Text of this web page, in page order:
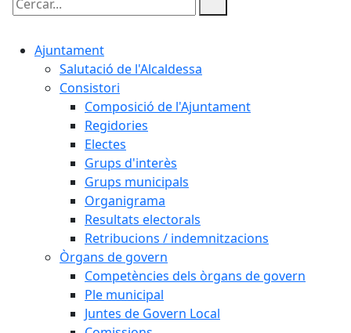
Cercar:
Ajuntament
Salutació de l'Alcaldessa
Consistori
Composició de l'Ajuntament
Regidories
Electes
Grups d'interès
Grups municipals
Organigrama
Resultats electorals
Retribucions / indemnitzacions
Òrgans de govern
Competències dels òrgans de govern
Ple municipal
Juntes de Govern Local